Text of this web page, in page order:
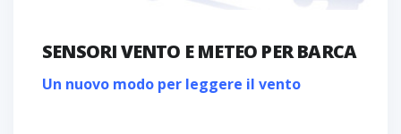
SENSORI VENTO E METEO PER BARCA
Un nuovo modo per leggere il vento